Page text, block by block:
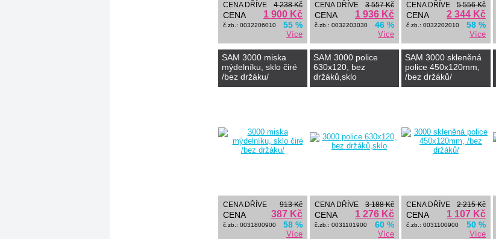
CENA DŘÍVE 4 238 Kč
CENA 1 900 Kč
č.zb.: 0032206010 55 %
Více
CENA DŘÍVE 3 557 Kč
CENA 1 936 Kč
č.zb.: 0032203030 46 %
Více
CENA DŘÍVE 5 556 Kč
CENA 2 344 Kč
č.zb.: 0032202010 58 %
Více
SAM 3000 miska
mýdelníku, sklo čiré
/bez držáku/
CENA DŘÍVE 913 Kč
CENA 387 Kč
č.zb.: 0031800900 58 %
Více
SAM 3000 police
630x120, bez
držáků,sklo
CENA DŘÍVE 3 188 Kč
CENA 1 276 Kč
č.zb.: 0031101900 60 %
Více
SAM 3000 skleněná
police 450x120mm,
/bez držáků/
CENA DŘÍVE 2 215 Kč
CENA 1 107 Kč
č.zb.: 0031100900 50 %
Více